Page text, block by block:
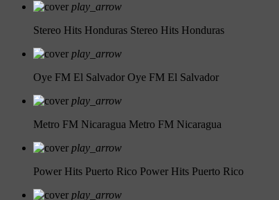
play_arrow
Stereo Hits Honduras Stereo Hits Honduras
play_arrow
Oye FM El Salvador Oye FM El Salvador
play_arrow
Metro FM Nicaragua Metro FM Nicaragua
play_arrow
Power Hits Puerto Rico Power Hits Puerto Rico
play_arrow